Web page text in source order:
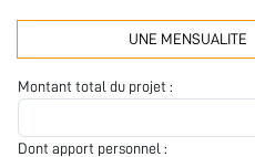
UNE MENSUALITE
Montant total du projet :
Dont apport personnel :